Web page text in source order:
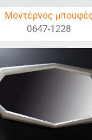
Μοντέρνος
0647-1228